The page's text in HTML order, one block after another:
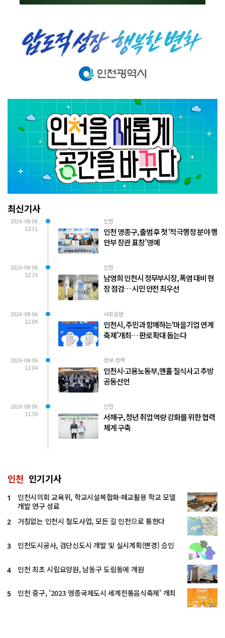
최신기사
2026-08-06
12:31
인천
인천 영종구, 출범 후 첫 ‘적극행정 분야 행
안부 장관 표창’ 영예
2026-08-06
12:15
인천
남영희 인천시 정무부시장, 폭염 대비 현
장 점검… 시민 안전 최우선
2026-08-06
12:09
사회일반
인천시, 주민과 함께하는‘마을기업 연계
축제’개최… 판로 확대 돕는다
2026-08-06
12:04
정부.정책
인천시·고용노동부, 맨홀 질식사고 추방
공동선언
2026-08-06
11:59
인천
서해구, 청년 취업 역량 강화를 위한 협력
체계 구축
인천 인기기사
1
인천시의회 교육위, 학교시설복합화·폐교활용 학교 모델
개발 연구 성료
2 거침없는 인천시 철도사업, 모든 길 인천으로 통한다
3 인천도시공사, 검단신도시 개발 및 실시계획(변경) 승인
4 인천 최초 시립요양원, 남동구 도림동에 개원
5 인천 중구, '2023 영종국제도시 세계전통음식축제' 개최